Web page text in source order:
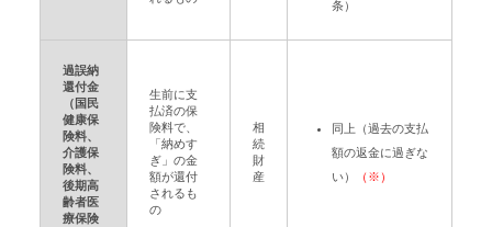
条）
過誤納
還付金
（国民
健康保
険料、
介護保
険料、
後期高
齢者医
療保険
生前に支
払済の保
険料で、
「納めす
ぎ」の金
額が還付
されるも
の
相
続
財
産
同上（過去の支払
額の返金に過ぎな
い）
（※）